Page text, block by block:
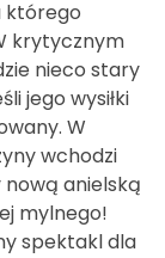
którego
krytycznym
nieco stary
jego wysiłki
W
wchodzi
anielską
mylnego!
spektakl dla